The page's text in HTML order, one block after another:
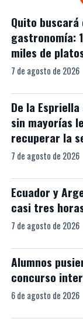
Quito buscará
gastronomía:
miles de
7 de agosto de 2026
De la
sin mayorías
recuperar la
7 de agosto de 2026
Ecuador y
casi tres
7 de agosto de 2026
Alumnos
concurso
6 de agosto de 2026